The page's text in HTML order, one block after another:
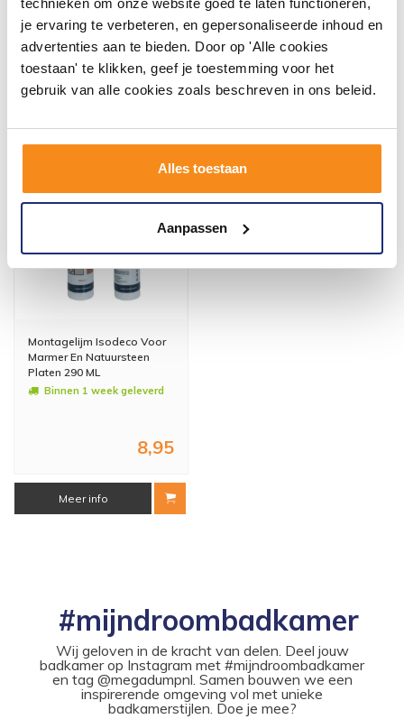
technieken om onze website goed te laten functioneren,
je ervaring te verbeteren, en gepersonaliseerde inhoud en
advertenties aan te bieden. Door op 'Alle cookies
toestaan' te klikken, geef je toestemming voor het
gebruik van alle cookies zoals beschreven in ons beleid.
Alles toestaan
Aanpassen
Andere klanten kochten of
Montagelijm Isodeco Voor
Marmer En Natuursteen
Platen 290 ML
Binnen 1 week geleverd
8,95
Meer info
#mijndroombadkamer
Wij geloven in de kracht van delen. Deel jouw
badkamer op Instagram met #mijndroombadkamer
en tag @megadumpnl. Samen bouwen we een
inspirerende omgeving vol met unieke
badkamerstijlen. Doe je mee?